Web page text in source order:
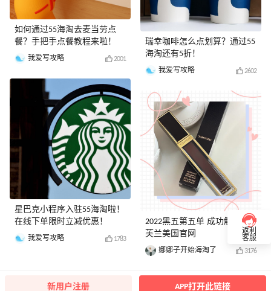
如何通过55海淘去麦当劳点
餐？手把手点餐教程来啦！
我爱写攻略 2001
星巴克小程序入驻55海淘啦！
在线下单限时立减优惠！
我爱写攻略 1783
瑞幸咖啡怎么点划算？通过55
海淘还有5折！
我爱写攻略 2602
2022黑五第五单 成功解锁丝
芙兰美国官网
娜娜子开始海淘了 3176
返利
客服
新用户注册 APP打开此链接